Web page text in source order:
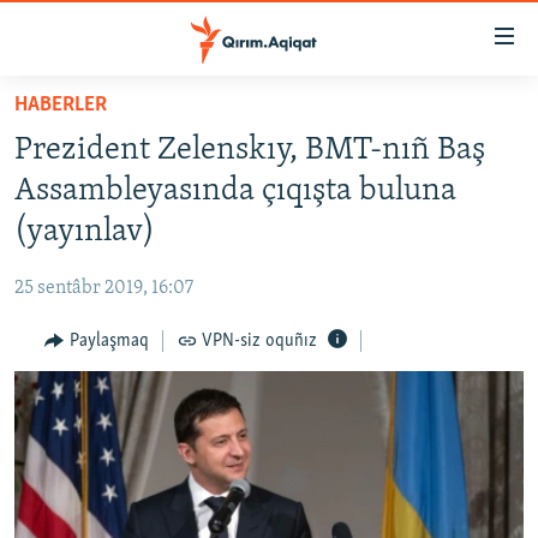
Esas
qaytmaq
Baş
navigatsiyağa
qaytmaq
Qıdıruvğa
HABERLER
İQTİSADİYAT
MEDENİYET
İNSAN AQLARI
VİDEO
SÜRET
BLOGLAR
FİKİR
HABERLER
Prezident Zelenskıy, BMT-nıñ Baş
Assambleyasında çıqışta buluna
(yayınlav)
25 sentâbr 2019, 16:07
Paylaşmaq VPN-siz oquñız